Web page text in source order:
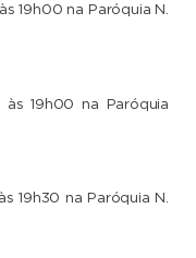
19h00 na Paróquia N.
19h00 na Paróquia
19h30 na Paróquia N.